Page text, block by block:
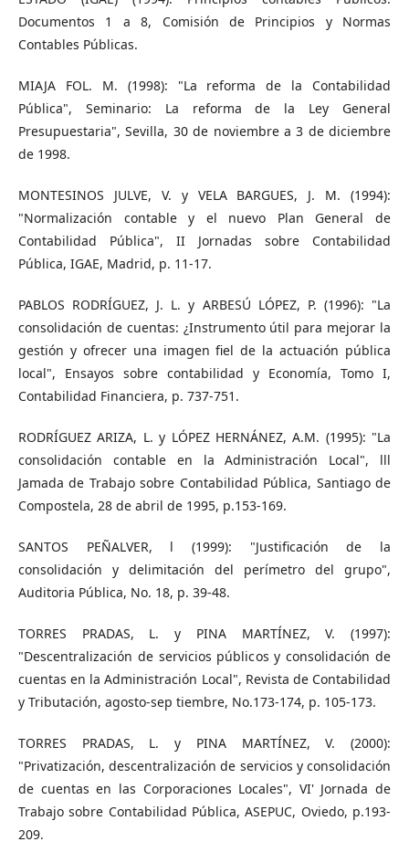
Documentos 1 a 8, Comisión de Principios y Normas
Contables Públicas.
MIAJA FOL. M. (1998): "La reforma de la Contabilidad
Pública", Seminario: La reforma de la Ley General
Presupuestaria", Sevilla, 30 de noviembre a 3 de diciembre
de 1998.
MONTESINOS JULVE, V. y VELA BARGUES, J. M. (1994):
"Normalización contable y el nuevo Plan General de
Contabilidad Pública", II Jornadas sobre Contabilidad
Pública, IGAE, Madrid, p. 11-17.
PABLOS RODRÍGUEZ, J. L. y ARBESÚ LÓPEZ, P. (1996): "La
consolidación de cuentas: ¿Instrumento útil para mejorar la
gestión y ofrecer una imagen fiel de la actuación pública
local", Ensayos sobre contabilidad y Economía, Tomo I,
Contabilidad Financiera, p. 737-751.
RODRÍGUEZ ARIZA, L. y LÓPEZ HERNÁNEZ, A.M. (1995): "La
consolidación contable en la Administración Local", lll
Jamada de Trabajo sobre Contabilidad Pública, Santiago de
Compostela, 28 de abril de 1995, p.153-169.
SANTOS PEÑALVER, l (1999): "Justificación de la
consolidación y delimitación del perímetro del grupo",
Auditoria Pública, No. 18, p. 39-48.
TORRES PRADAS, L. y PINA MARTÍNEZ, V. (1997):
"Descentralización de servicios públicos y consolidación de
cuentas en la Administración Local", Revista de Contabilidad
y Tributación, agosto-sep­ tiembre, No.173-174, p. 105-173.
TORRES PRADAS, L. y PINA MARTÍNEZ, V. (2000):
"Privatización, descentralización de servicios y consolidación
de cuentas en las Corporaciones Locales", VI' Jornada de
Trabajo sobre Contabilidad Pública, ASEPUC, Oviedo, p.193-
209.